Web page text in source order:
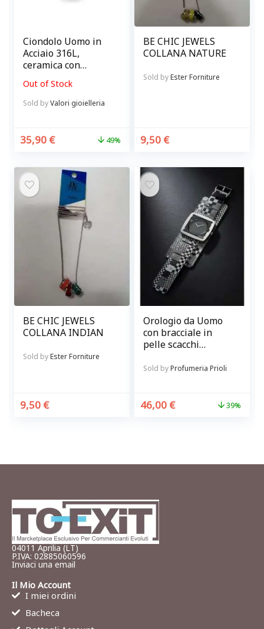
Ciondolo Uomo in
Acciaio 316L,
ceramica con
Out of Stock
Sold byValori gioielleria
35,90 € 49%
BE CHIC JEWELS
COLLANA NATURE
Sold byEster Forniture
9,50 €
BE CHIC JEWELS
COLLANA INDIAN
Sold byEster Forniture
9,50 €
Orologio da Uomo
con bracciale in
pelle scacchi
Sold byProfumeria Prioli
46,00 € 39%
04011 Aprilia (LT)
P.IVA: 02885060596
Inviaci una email
Il Mio Account
I miei ordini
Bacheca